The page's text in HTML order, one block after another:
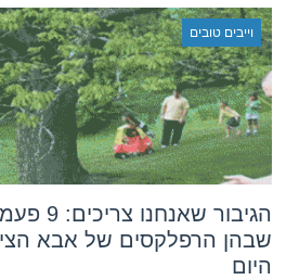
וייבים טובים
הגיבור שאנחנו
שבהן הרפלקסים של אבא
היום